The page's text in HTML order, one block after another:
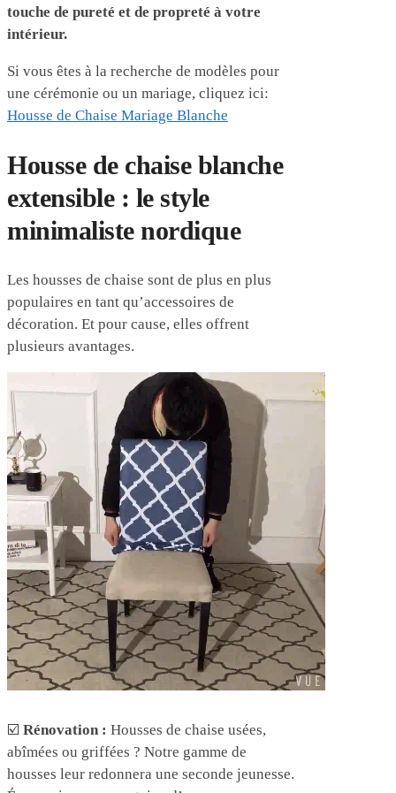
touche de pureté et de propreté à votre
intérieur.
Si vous êtes à la recherche de modèles pour
une cérémonie ou un mariage, cliquez ici:
Housse de Chaise Mariage Blanche
Housse de chaise blanche
extensible : le style
minimaliste nordique
Les housses de chaise sont de plus en plus
populaires en tant qu’accessoires de
décoration. Et pour cause, elles offrent
plusieurs avantages.
☑️ Rénovation : Housses de chaise usées,
abîmées ou griffées ? Notre gamme de
housses leur redonnera une seconde jeunesse.